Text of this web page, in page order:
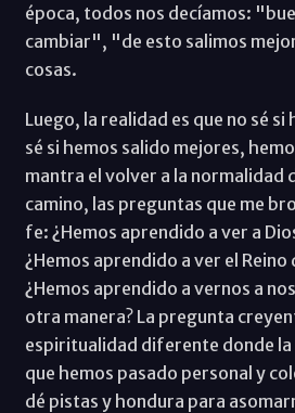
época, todos nos decíamos:
cambiar", "de esto salimos
cosas.
Luego, la realidad es que no sé
sé si hemos salido mejores,
mantra el volver a la normalidad
camino, las preguntas que me
fe: ¿Hemos aprendido a ver a
¿Hemos aprendido a ver el Reino
¿Hemos aprendido a vernos a
otra manera? La pregunta
espiritualidad diferente donde la
que hemos pasado personal y
dé pistas y hondura para